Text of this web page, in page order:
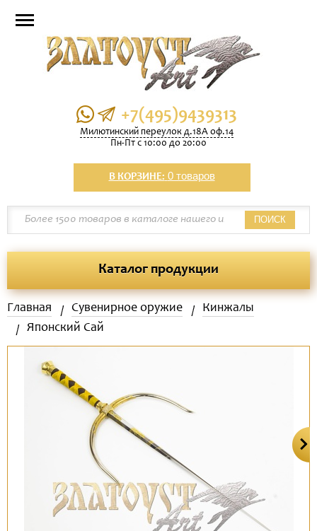
+7(495)9439313
Милютинский переулок д.18А оф.14
Пн-Пт с 10:00 до 20:00
В КОРЗИНЕ: 0 товаров
ПОИСК
Каталог продукции
Главная Сувенирное оружие
Кинжалы
Японский Сай